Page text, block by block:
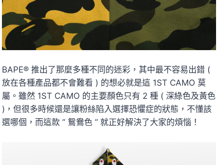
BAPE® 推出了那麼多種不同的迷彩，其中最不容易出錯 (
放在各種產品都不會難看 ) 的想必就是這 1ST CAMO 莫
屬。雖然 1ST CAMO 的主要顏色只有 2 種 ( 深綠色及黃色
)，但很多時候還是讓粉絲陷入選擇恐懼症的狀態，不懂該
選哪個，而這款 ” 鴛鴦色 ” 就正好解決了大家的煩惱！